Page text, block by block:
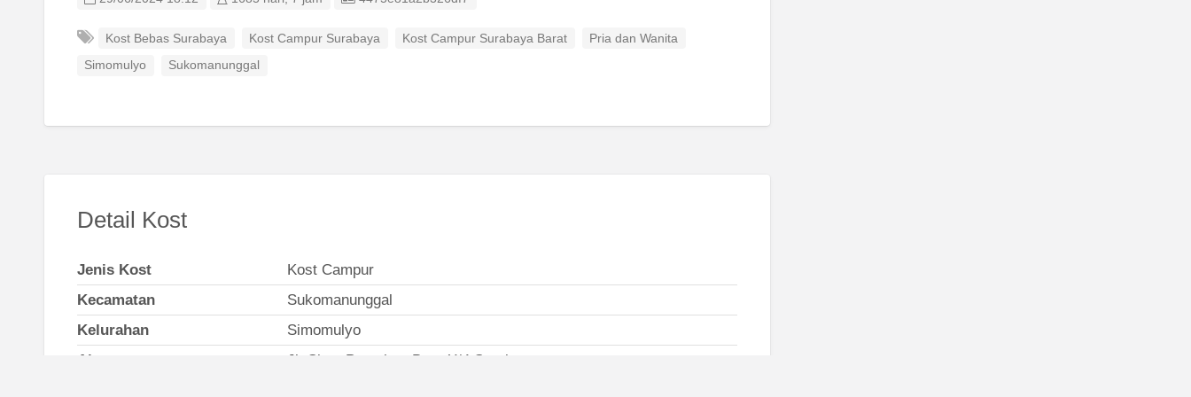
Kost Bebas Surabaya Kost Campur Surabaya Kost Campur Surabaya Barat Pria dan Wanita
Simomulyo Sukomanunggal
Detail Kost
Jenis Kost
Kost Campur
Kecamatan
Sukomanunggal
Kelurahan
Simomulyo
Alamat
Jl. Simo Pomahan Baru X/4 Surabaya